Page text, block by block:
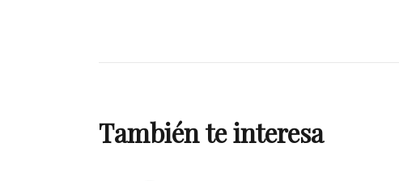
También te interesa